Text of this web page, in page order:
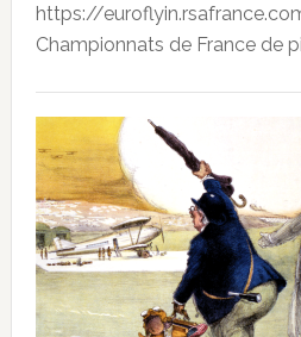
https://
Championnats de France de